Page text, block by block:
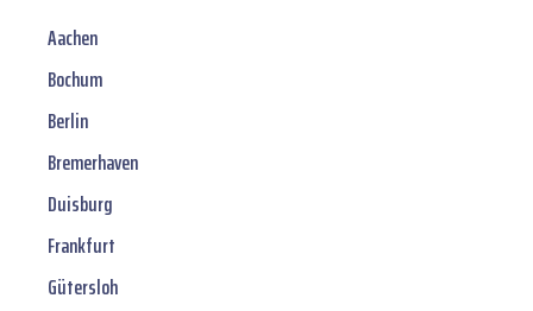
Aachen
Bochum
Berlin
Bremerhaven
Duisburg
Frankfurt
Gütersloh